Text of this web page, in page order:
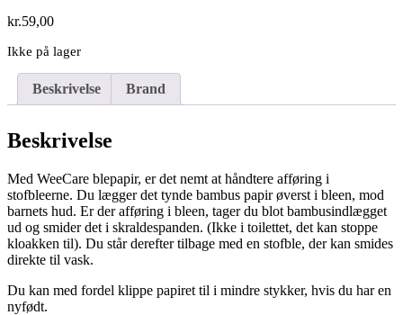
kr.59,00
Ikke på lager
Beskrivelse Brand
Beskrivelse
Med WeeCare blepapir, er det nemt at håndtere afføring i
stofbleerne. Du lægger det tynde bambus papir øverst i bleen, mod
barnets hud. Er der afføring i bleen, tager du blot bambusindlægget
ud og smider det i skraldespanden. (Ikke i toilettet, det kan stoppe
kloakken til). Du står derefter tilbage med en stofble, der kan smides
direkte til vask.
Du kan med fordel klippe papiret til i mindre stykker, hvis du har en
nyfødt.